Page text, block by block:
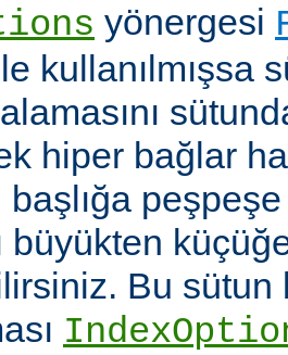
yönergesi
kullanılmışsa
hiper bağlar
başlığa
büyükten
Bu sütun